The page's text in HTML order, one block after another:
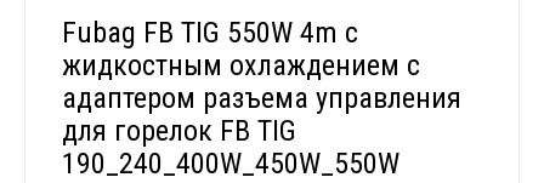
Fubag FB TIG 550W 4m с
жидкостным охлаждением с
адаптером разъема управления
для горелок FB TIG
190_240_400W_450W_550W